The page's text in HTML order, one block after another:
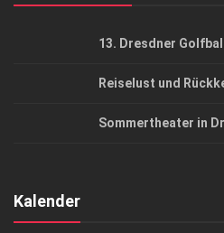
13. Dresdner
Reiselust und
Sommertheater in
Kalender